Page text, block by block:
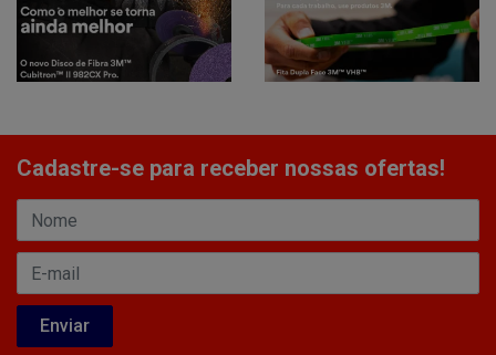
Cadastre-se para receber nossas ofertas!